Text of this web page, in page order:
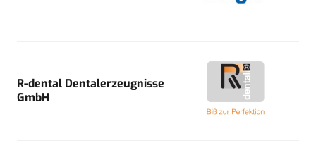
R-dental Dentalerzeugnisse
GmbH